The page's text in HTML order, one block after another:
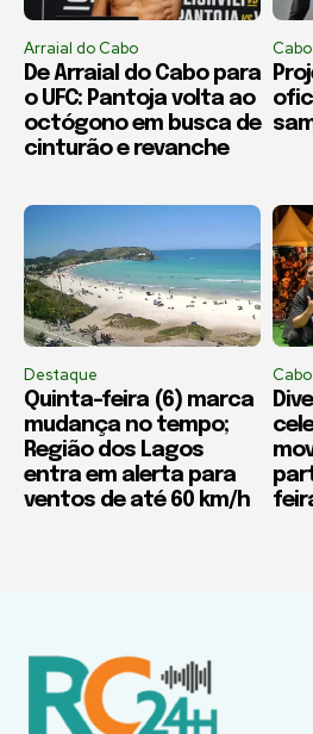
Arraial do Cabo
De Arraial do Cabo para
o UFC: Pantoja volta ao
octógono em busca de
cinturão e revanche
Destaque
Quinta-feira (6) marca
mudança no tempo;
Região dos Lagos
entra em alerta para
ventos de até 60 km/h